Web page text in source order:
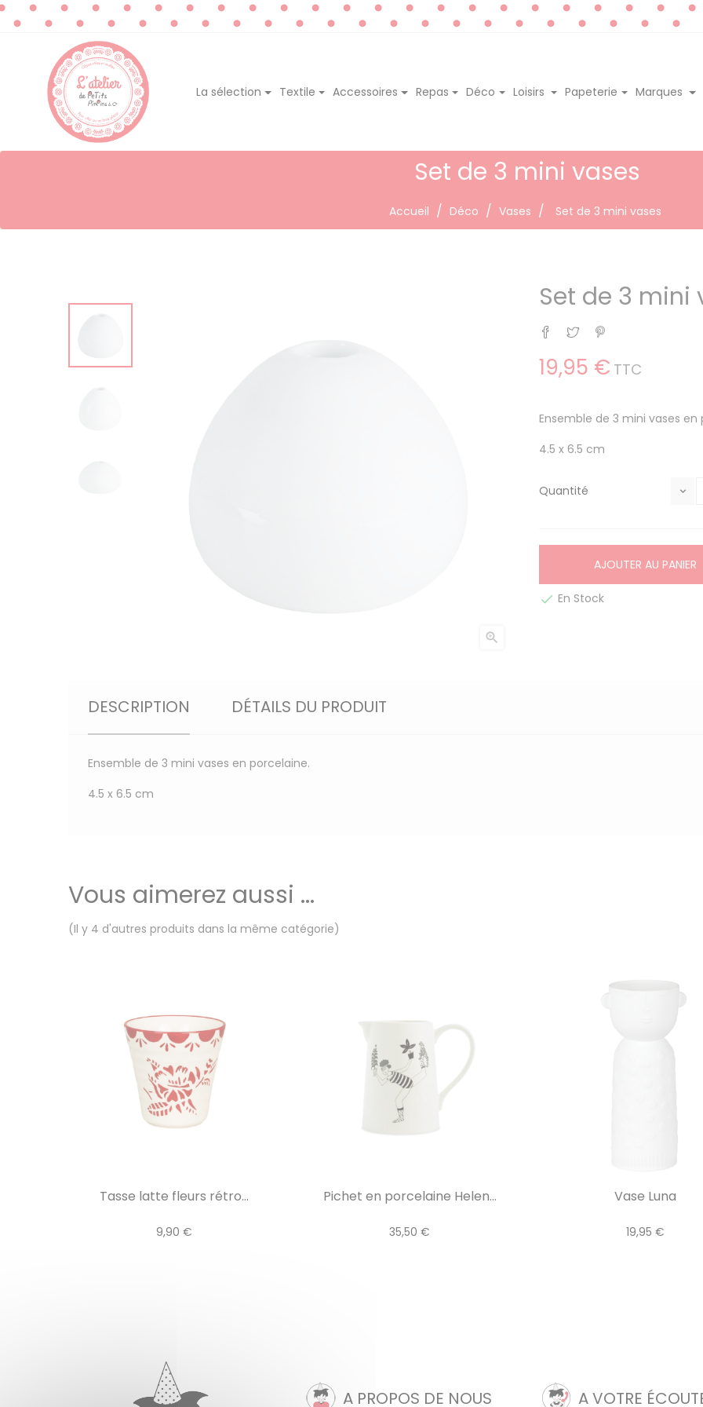
La sélection Textile Accessoires Repas Déco Loisirs Papeterie Marques
Set de 3 mini vases
Accueil Déco Vases Set de 3 mini vases

Set de 3 mini
Partager
Tweet
19,95 € TTC
Ensemble de 3 mini vases en
4.5 x 6.5 cm
Quantité
AJOUTER AU PANIER
 En Stock
DESCRIPTION DÉTAILS DU PRODUIT
Ensemble de 3 mini vases en porcelaine.
4.5 x 6.5 cm
Vous aimerez aussi ...
(Il y 4 d'autres produits dans la même catégorie)
Tasse latte fleurs rétro...
9,90 €
Pichet en porcelaine Helen...
35,50 €
Vase Luna
19,95 €
A PROPOS DE NOUS A VOTRE